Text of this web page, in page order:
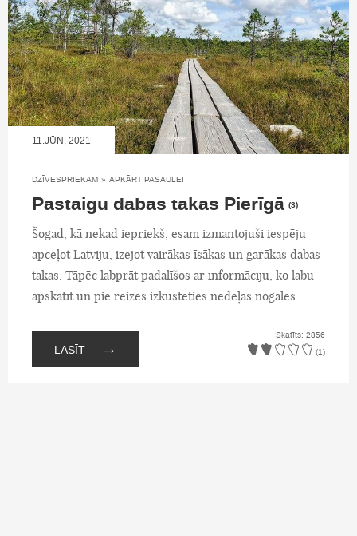
11.JŪN, 2021
DZĪVESPRIEKAM » APKĀRT PASAULEI
Pastaigu dabas takas Pierīgā (3)
Šogad, kā nekad iepriekš, esam izmantojuši iespēju
apceļot Latviju, izejot vairākas īsākas un garākas dabas
takas. Tāpēc labprāt padalīšos ar informāciju, ko labu
apskatīt un pie reizes izkustēties nedēļas nogalēs.
LASĪT →
Skatīts: 2856
(1)